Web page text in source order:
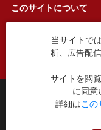
このサイトについて
このサイトについて
お問い合わせ
〒110-
当サイトで
析、広告配
サイトを閲
に同意
詳細はこの